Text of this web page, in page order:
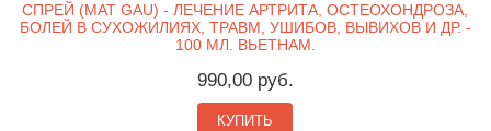
СПРЕЙ (MAT GAU) - ЛЕЧЕНИЕ АРТРИТА, ОСТЕОХОНДРОЗА,
БОЛЕЙ В СУХОЖИЛИЯХ, ТРАВМ, УШИБОВ, ВЫВИХОВ И ДР. -
100 МЛ. ВЬЕТНАМ.
990,00 руб.
КУПИТЬ